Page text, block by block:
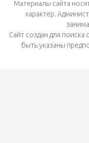
Материалы сайта
характер.
Сайт создан для поиска
быть указаны